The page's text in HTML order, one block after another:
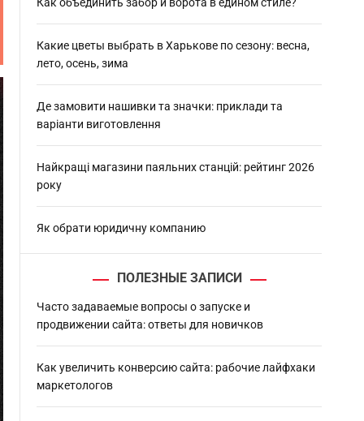
Какие цветы выбрать в Харькове по сезону: весна,
лето, осень, зима
Де замовити нашивки та значки: приклади та
варіанти виготовлення
Найкращі магазини паяльних станцій: рейтинг 2026
року
Як обрати юридичну компанию
ПОЛЕЗНЫЕ ЗАПИСИ
Часто задаваемые вопросы о запуске и
продвижении сайта: ответы для новичков
Как увеличить конверсию сайта: рабочие лайфхаки
маркетологов